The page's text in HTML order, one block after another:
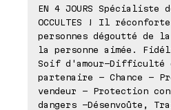
EN 4 JOURS Spécialiste
OCCULTES ! Il
personnes dégoutté de
la personne aimée.
Soif d'amour-Difficulté
partenaire - Chance -
vendeur - Protection
dangers -Désenvoûte,